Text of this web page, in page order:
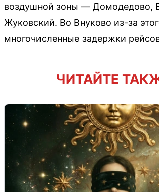
воздушной зоны — Домодедово,
Жуковский. Во Внуково из-за
многочисленные задержки
ЧИТАЙТЕ